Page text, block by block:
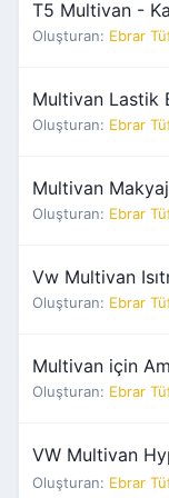
T5 Multivan -
Oluşturan: Ebrar
Multivan Lastik
Oluşturan: Ebrar
Multivan
Oluşturan: Ebrar
Vw Multivan
Oluşturan: Ebrar
Multivan için
Oluşturan: Ebrar
VW Multivan
Oluşturan: Ebrar